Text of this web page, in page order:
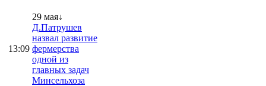
13:09
29 мая↓
Д.Патрушев
назвал развитие
фермерства
одной из
главных задач
Минсельхоза